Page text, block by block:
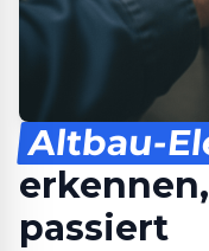
Altbau-
passiert